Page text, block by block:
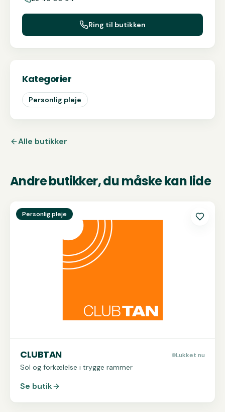
Ring til butikken
Kategorier
Personlig pleje
Alle butikker
Andre butikker, du måske kan lide
SeCLUBTAN
Personlig pleje
CLUBTAN Lukket nu
Sol og forkælelse i trygge rammer
Se butik